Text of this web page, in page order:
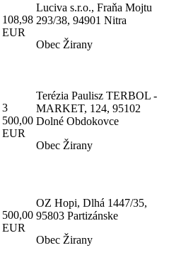
108,98
EUR
Luciva s.r.o., Fraňa Mojtu
293/38, 94901 Nitra
Obec Žirany
3
500,00
EUR
Terézia Paulisz TERBOL -
MARKET, 124, 95102
Dolné Obdokovce
Obec Žirany
500,00
EUR
OZ Hopi, Dlhá 1447/35,
95803 Partizánske
Obec Žirany